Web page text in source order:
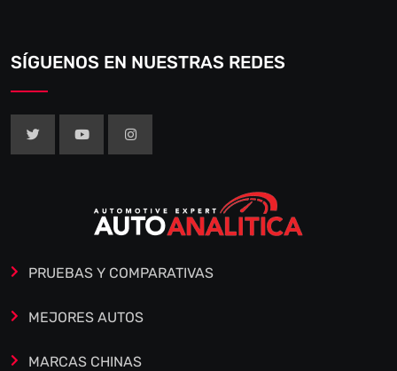
SÍGUENOS EN NUESTRAS REDES
PRUEBAS Y COMPARATIVAS
MEJORES AUTOS
MARCAS CHINAS